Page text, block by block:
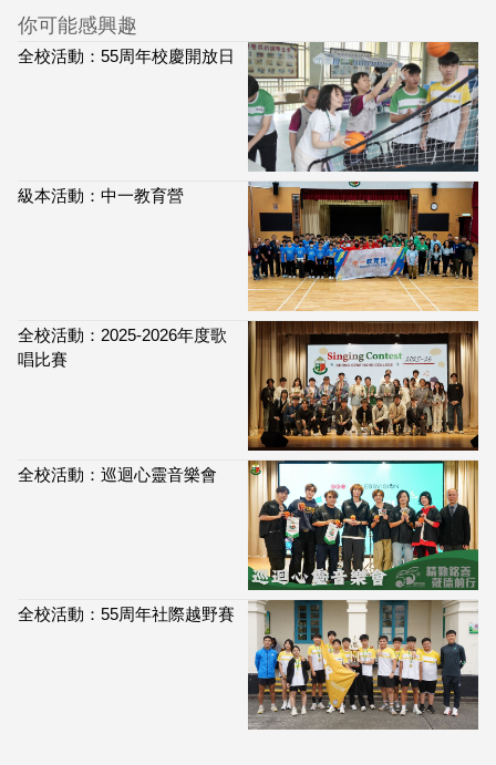
你可能感興趣
全校活動：55周年校慶開放日
級本活動：中一教育營
全校活動：2025-2026年度歌
唱比賽
全校活動：巡迴心靈音樂會
全校活動：55周年社際越野賽